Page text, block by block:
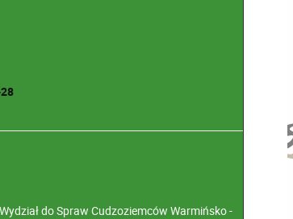
do Spraw Cudzoziemców Warmińsko -